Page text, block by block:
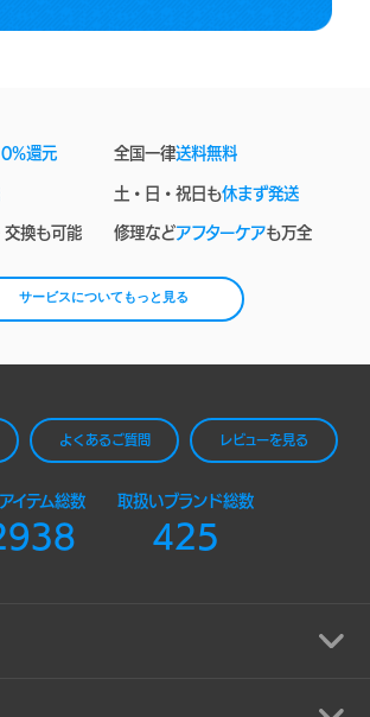
還元 全国一律送料無料
土・日・祝日も休まず発送
交換も可能 修理などアフターケアも万全
サービスについてもっと見る
よくあるご質問 レビューを見る
イテム総数 取扱いブランド総数
425